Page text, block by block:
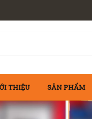
THIỆU SẢN PHẨM